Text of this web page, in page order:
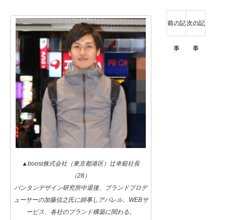
▲boost株式会社（東京都港区）辻幸範社長
（28）
バンタンデザイン研究所中退後、ブランドプロデ
ューサーの加藤信之氏に師事しアパレル、WEBサ
ービス、各社のブランド構築に関わる。
前の記
事
次の記
事